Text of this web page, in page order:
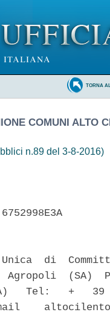
TORNA
COMUNI ALTO
n.89 del 3-8-2016)
di
Agropoli  (SA)
Tel:   +   39